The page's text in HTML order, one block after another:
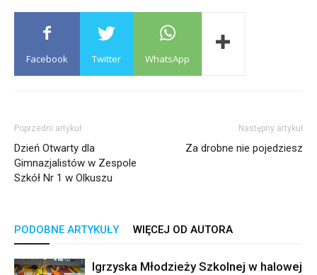
Facebook Twitter WhatsApp
Poprzedni artykuł
Dzień Otwarty dla
Gimnazjalistów w Zespole
Szkół Nr 1 w Olkuszu
Następny artykuł
Za drobne nie pojedziesz
PODOBNE ARTYKUŁY WIĘCEJ OD AUTORA
Igrzyska Młodzieży Szkolnej w halowej